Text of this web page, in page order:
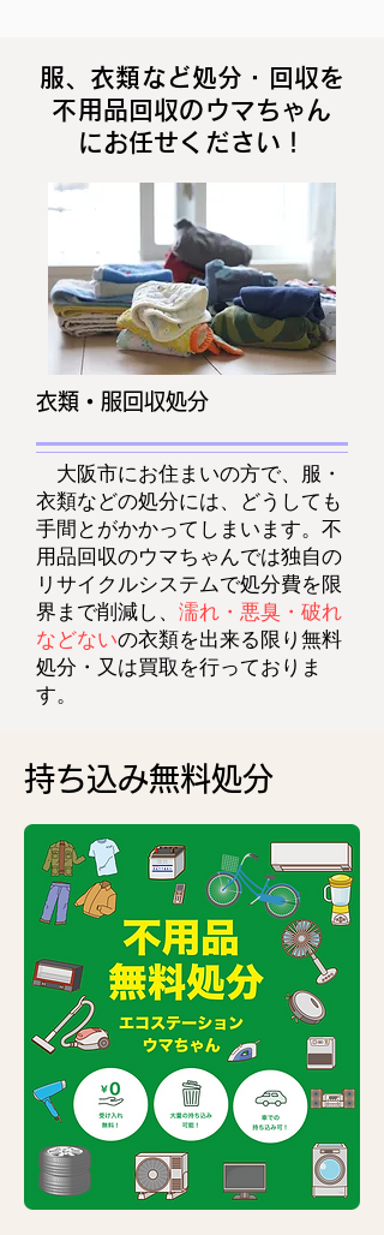
服、衣類など処分・回収を
不用品回収のウマちゃん
にお任せください！
​衣類・服回収処分
大阪市にお住まいの方で、服・
衣類などの処分には、どうしても
手間とがかかってしまいます。不
用品回収のウマちゃんでは独自の
リサイクルシステムで処分費を限
界まで削減し、 濡れ・悪臭 ・破れ
などないの衣類を出来る限り無料
処分・又は買取を行っておりま
す。
持ち込み無料処分